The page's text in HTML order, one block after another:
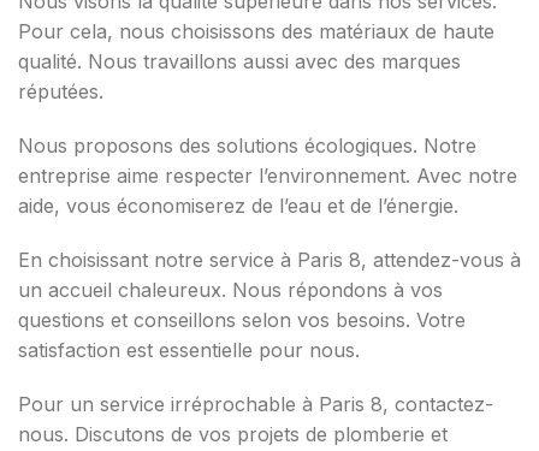
Pour cela, nous choisissons des matériaux de haute
qualité. Nous travaillons aussi avec des marques
réputées.
Nous proposons des solutions écologiques. Notre
entreprise aime respecter l’environnement. Avec notre
aide, vous économiserez de l’eau et de l’énergie.
En choisissant notre service à Paris 8, attendez-vous à
un accueil chaleureux. Nous répondons à vos
questions et conseillons selon vos besoins. Votre
satisfaction est essentielle pour nous.
Pour un service irréprochable à Paris 8, contactez-
nous. Discutons de vos projets de plomberie et